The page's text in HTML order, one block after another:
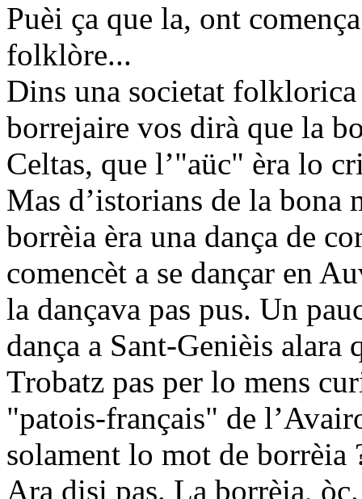
Puèi ça que la, ont
folklòre...
Dins una societat
borrejaire vos dirà que la
Celtas, que l’"aüc" èra lo
Mas d’istorians de la bona
borrèia èra una dança de
comencèt a se dançar en
la dançava pas pus. Un
dança a Sant-Genièis alara
Trobatz pas per lo mens
"patois-français" de
solament lo mot de borrèia
Ara disi pas. La borrèia,